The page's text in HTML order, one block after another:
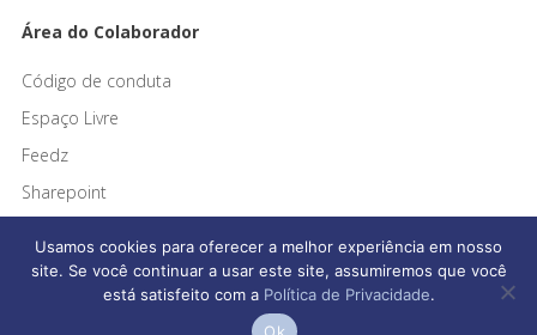
Área do Colaborador
Código de conduta
Espaço Livre
Feedz
Sharepoint
Afonso França Engenharia © 2026 Todos os direitos reservados
Usamos cookies para oferecer a melhor experiência em nosso
site. Se você continuar a usar este site, assumiremos que você
está satisfeito com a Política de Privacidade.
Ok